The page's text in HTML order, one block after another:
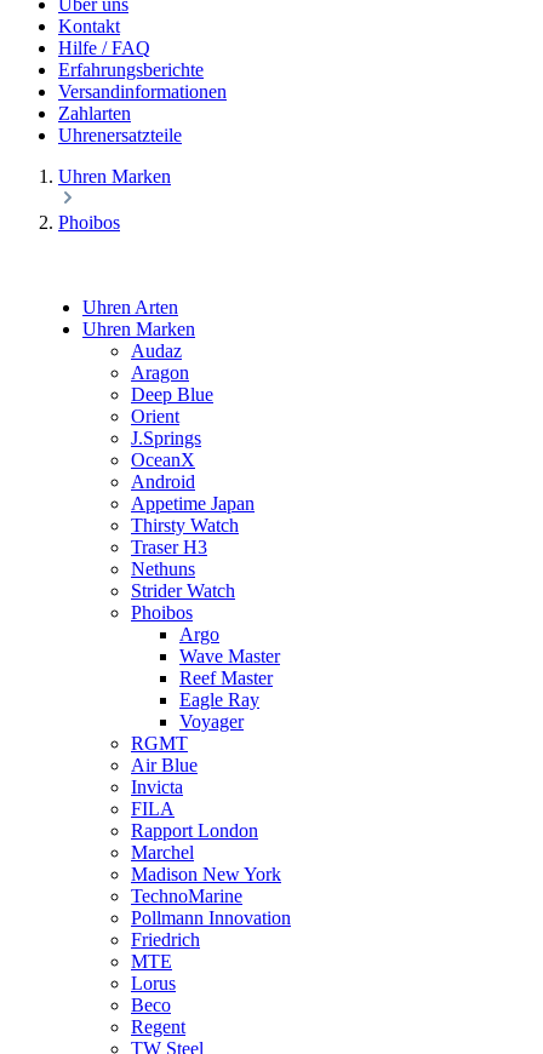
Über uns
Kontakt
Hilfe / FAQ
Erfahrungsberichte
Versandinformationen
Zahlarten
Uhrenersatzteile
Uhren Marken
Phoibos
Uhren Arten
Uhren Marken
Audaz
Aragon
Deep Blue
Orient
J.Springs
OceanX
Android
Appetime Japan
Thirsty Watch
Traser H3
Nethuns
Strider Watch
Phoibos
Argo
Wave Master
Reef Master
Eagle Ray
Voyager
RGMT
Air Blue
Invicta
FILA
Rapport London
Marchel
Madison New York
TechnoMarine
Pollmann Innovation
Friedrich
MTE
Lorus
Beco
Regent
TW Steel